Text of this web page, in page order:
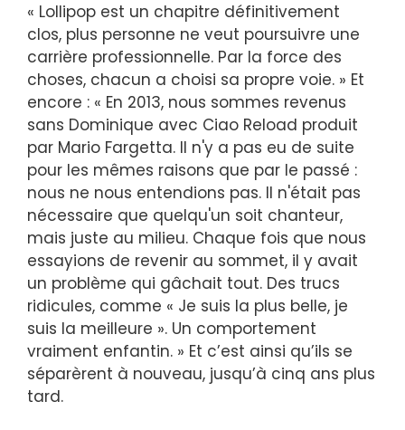
« Lollipop est un chapitre définitivement
clos, plus personne ne veut poursuivre une
carrière professionnelle. Par la force des
choses, chacun a choisi sa propre voie. » Et
encore : « En 2013, nous sommes revenus
sans Dominique avec Ciao Reload produit
par Mario Fargetta. Il n'y a pas eu de suite
pour les mêmes raisons que par le passé :
nous ne nous entendions pas. Il n'était pas
nécessaire que quelqu'un soit chanteur,
mais juste au milieu. Chaque fois que nous
essayions de revenir au sommet, il y avait
un problème qui gâchait tout. Des trucs
ridicules, comme « Je suis la plus belle, je
suis la meilleure ». Un comportement
vraiment enfantin. » Et c’est ainsi qu’ils se
séparèrent à nouveau, jusqu’à cinq ans plus
tard.